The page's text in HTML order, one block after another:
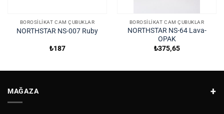
BOROSILIKAT CAM ÇUBUKLAR
NORTHSTAR NS-007 Ruby
₺187
BOROSILIKAT CAM ÇUBUKLAR
NORTHSTAR NS-64 Lava-
OPAK
₺375,65
MAĞAZA